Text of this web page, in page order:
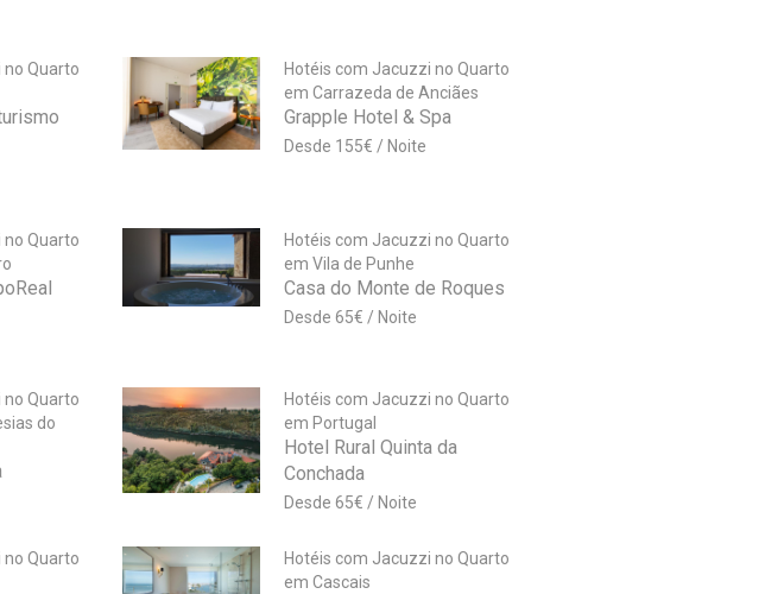
Quarto
Hotéis com Jacuzzi no Quarto
em Carrazeda de Anciães
Grapple Hotel & Spa
155€
Quarto
Hotéis com Jacuzzi no Quarto
em Vila de Punhe
Casa do Monte de Roques
65€
Quarto
do
Hotéis com Jacuzzi no Quarto
em Portugal
Hotel Rural Quinta da
Conchada
65€
Quarto
Hotéis com Jacuzzi no Quarto
em Cascais